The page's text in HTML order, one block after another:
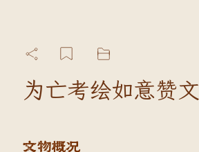
为亡考绘如意赞文